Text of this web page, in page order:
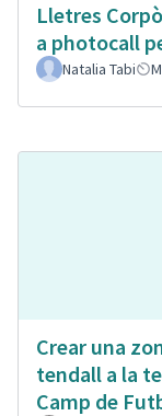
Lletres
a photocall
Natalia Tabi
Crear una
tendall a la
Camp de